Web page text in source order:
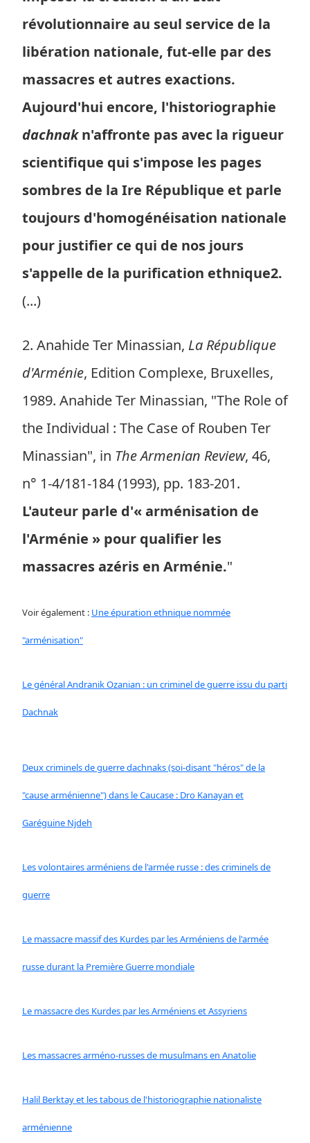
révolutionnaire au seul service de la
libération nationale, fut-elle par des
massacres et autres exactions.
Aujourd'hui encore, l'historiographie
dachnakn'affronte pas avec la rigueur
scientifique qui s'impose les pages
sombres de la Ire République et parle
toujours d'homogénéisation nationale
pour justifier ce qui de nos jours
s'appelle de la purification ethnique2.
(...)
2. Anahide Ter Minassian, La République
d'Arménie, Edition Complexe, Bruxelles,
1989. Anahide Ter Minassian, "The Role of
the Individual : The Case of Rouben Ter
Minassian", in The Armenian Review, 46,
n° 1-4/181-184 (1993), pp. 183-201.
L'auteur parle d'« arménisation de
l'Arménie » pour qualifier les
massacres azéris en Arménie."
Voir également : Une épuration ethnique nommée
"arménisation"
Le général Andranik Ozanian : un criminel de guerre issu du parti
Dachnak
Deux criminels de guerre dachnaks (soi-disant "héros" de la
"cause arménienne") dans le Caucase : Dro Kanayan et
Garéguine Njdeh
Les volontaires arméniens de l'armée russe : des criminels de
guerre
Le massacre massif des Kurdes par les Arméniens de l'armée
russe durant la Première Guerre mondiale
Le massacre des Kurdes par les Arméniens et Assyriens
Les massacres arméno-russes de musulmans en Anatolie
Halil Berktay et les tabous de l'historiographie nationaliste
arménienne